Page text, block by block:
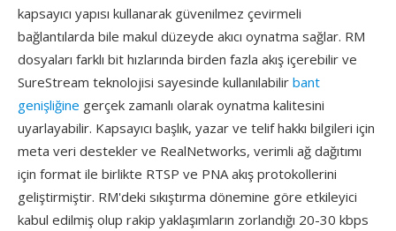
kapsayıcı yapısı kullanarak güvenilmez çevirmeli
bağlantılarda bile makul düzeyde akıcı oynatma sağlar. RM
dosyaları farklı bit hızlarında birden fazla akış içerebilir ve
SureStream teknolojisi sayesinde kullanılabilir bant
genişliğine gerçek zamanlı olarak oynatma kalitesini
uyarlayabilir. Kapsayıcı başlık, yazar ve telif hakkı bilgileri için
meta veri destekler ve RealNetworks, verimli ağ dağıtımı
için format ile birlikte RTSP ve PNA akış protokollerini
geliştirmiştir. RM'deki sıkıştırma dönemine göre etkileyici
kabul edilmiş olup rakip yaklaşımların zorlandığı 20-30 kbps